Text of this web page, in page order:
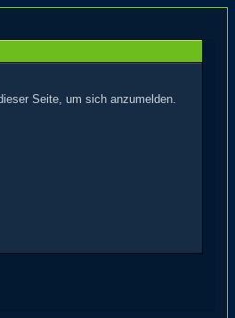
Seite, um sich anzumelden.